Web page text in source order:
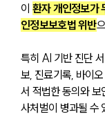
이 환자 개인정보가
인정보보호법 위반
특히 AI 기반 진단
보, 진료기록, 바이
서 적법한 동의와
사처벌이 병과될 수